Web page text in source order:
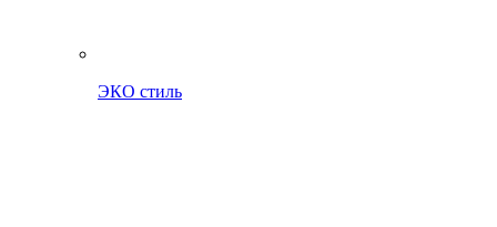
ЭКО стиль